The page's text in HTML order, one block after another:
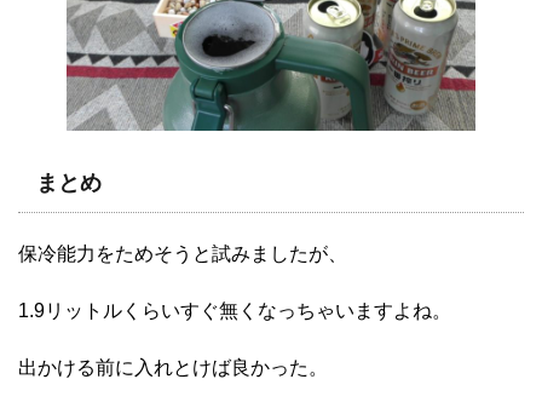
まとめ
保冷能力をためそうと試みましたが、
1.9リットルくらいすぐ無くなっちゃいますよね。
出かける前に入れとけば良かった。